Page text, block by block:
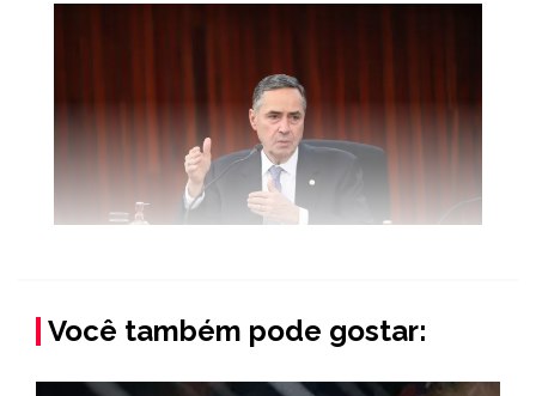
Você também pode gostar: